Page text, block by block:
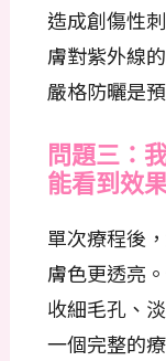
造成創傷性
膚對紫外線
嚴格防曬是
問題三：
能看到效
單次療程後
膚色更透亮
收細毛孔、
一個完整的